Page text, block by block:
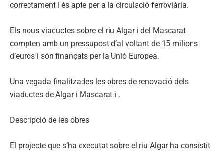
correctament i és apte per a la circulació ferroviària.
Els nous viaductes sobre el riu Algar i del Mascarat
compten amb un pressupost d’al voltant de 15 milions
d’euros i són finançats per la Unió Europea.
Una vegada finalitzades les obres de renovació dels
viaductes de Algar i Mascarat i .
Descripció de les obres
El projecte que s’ha executat sobre el riu Algar ha consistit